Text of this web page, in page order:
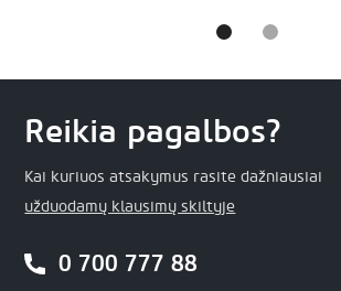
Reikia pagalbos?
Kai kuriuos atsakymus rasite dažniausiai
užduodamų klausimų skiltyje
0 700 777 88